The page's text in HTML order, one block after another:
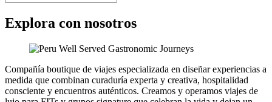
Explora con nosotros
Compañía boutique de viajes especializada en diseñar experiencias a
medida que combinan curaduría experta y creativa, hospitalidad
consciente y encuentros auténticos. Creamos y operamos viajes de